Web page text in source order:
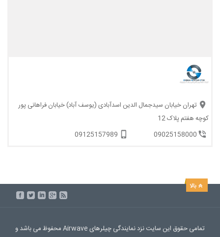
تهران خیابان سیدجمال الدین اسدآبادی (یوسف آباد) خیابان فراهانی پور
کوچه هفتم پلاک 12
09025158000
09125157989
تمامی حقوق این سایت نزد نمایندگی چیلرهای Airwave محفوظ می باشد و